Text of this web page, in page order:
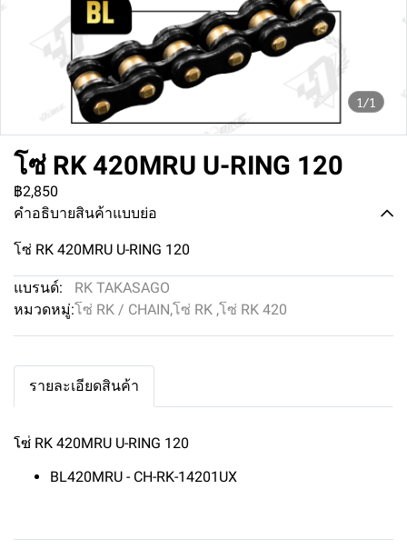
1/1
โซ่ RK 420MRU U-RING 120
฿2,850
คำอธิบายสินค้าแบบย่อ
โซ่ RK 420MRU U-RING 120
แบรนด์:
RK TAKASAGO
หมวดหมู่:โซ่ RK / CHAIN,โซ่ RK ,โซ่ RK 420
รายละเอียดสินค้า
โซ่ RK 420MRU U-RING 120
BL420MRU - CH-RK-14201UX